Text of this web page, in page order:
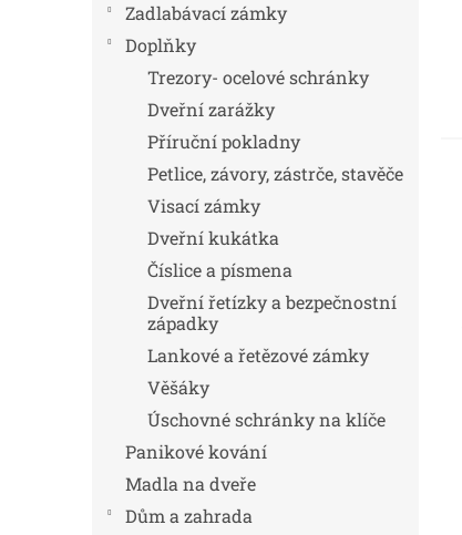
Zadlabávací zámky
Doplňky
Trezory- ocelové schránky
Dveřní zarážky
Příruční pokladny
Petlice, závory, zástrče, stavěče
Visací zámky
Dveřní kukátka
Číslice a písmena
Dveřní řetízky a bezpečnostní
západky
Lankové a řetězové zámky
Věšáky
Úschovné schránky na klíče
Panikové kování
Madla na dveře
Dům a zahrada